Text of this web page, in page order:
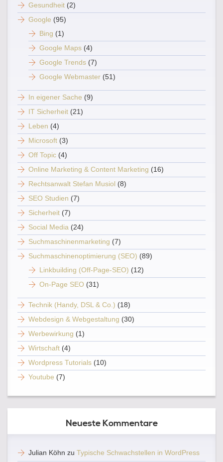
Gesundheit (2)
Google (95)
Bing (1)
Google Maps (4)
Google Trends (7)
Google Webmaster (51)
In eigener Sache (9)
IT Sicherheit (21)
Leben (4)
Microsoft (3)
Off Topic (4)
Online Marketing & Content Marketing (16)
Rechtsanwalt Stefan Musiol (8)
SEO Studien (7)
Sicherheit (7)
Social Media (24)
Suchmaschinenmarketing (7)
Suchmaschinenoptimierung (SEO) (89)
Linkbuilding (Off-Page-SEO) (12)
On-Page SEO (31)
Technik (Handy, DSL & Co.) (18)
Webdesign & Webgestaltung (30)
Werbewirkung (1)
Wirtschaft (4)
Wordpress Tutorials (10)
Youtube (7)
Neueste Kommentare
Julian Köhn zu Typische Schwachstellen in WordPress